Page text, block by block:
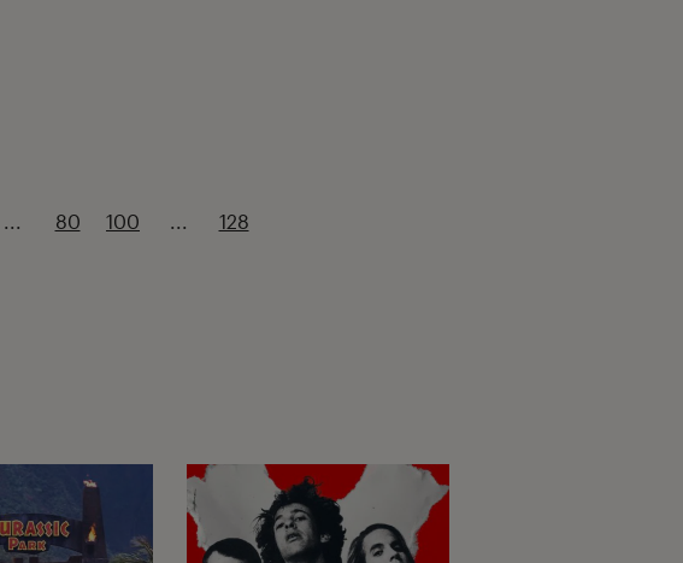
... 80 100 ... 128